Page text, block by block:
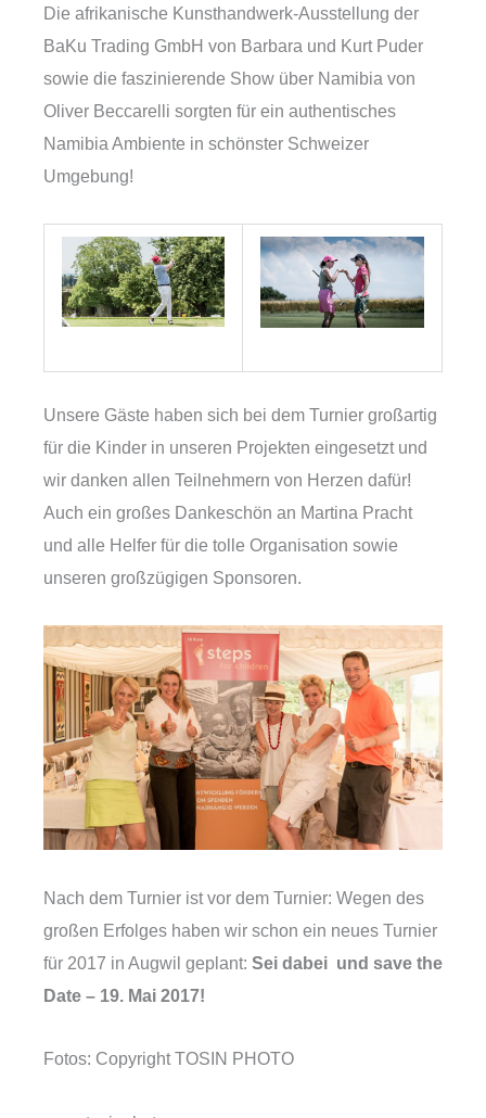
Die afrikanische Kunsthandwerk-Ausstellung der
BaKu Trading GmbH von Barbara und Kurt Puder
sowie die faszinierende Show über Namibia von
Oliver Beccarelli sorgten für ein authentisches
Namibia Ambiente in schönster Schweizer
Umgebung!
Unsere Gäste haben sich bei dem Turnier großartig
für die Kinder in unseren Projekten eingesetzt und
wir danken allen Teilnehmern von Herzen dafür!
Auch ein großes Dankeschön an Martina Pracht
und alle Helfer für die tolle Organisation sowie
unseren großzügigen Sponsoren.
Nach dem Turnier ist vor dem Turnier: Wegen des
großen Erfolges haben wir schon ein neues Turnier
für 2017 in Augwil geplant: Sei dabei und save the
Date – 19. Mai 2017!
Fotos: Copyright TOSIN PHOTO